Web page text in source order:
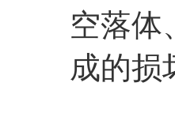
空落体
成的损